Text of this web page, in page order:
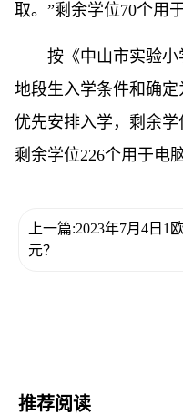
取。”剩余学位70个用
按《中山市实验小
地段生入学条件和确
优先安排入学，剩余
剩余学位226个用于电
上一篇:2023年7月4日1
元？
推荐阅读